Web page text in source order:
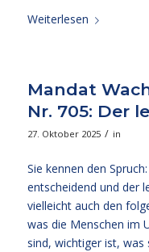
Weiterlesen
Mandat
Nr. 705: Der
27. Oktober 2025 / in
Sie kennen den
entscheidend und der
vielleicht auch den
was die Menschen im
sind, wichtiger ist, was